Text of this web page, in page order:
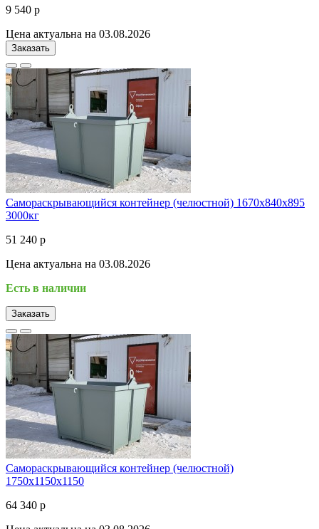
9 540 р
Цена актуальна на 03.08.2026
Заказать
Самораскрывающийся контейнер (челюстной) 1670х840х895
3000кг
51 240 р
Цена актуальна на 03.08.2026
Есть в наличии
Заказать
Самораскрывающийся контейнер (челюстной)
1750х1150х1150
64 340 р